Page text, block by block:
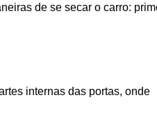
de se secar o carro:
internas das portas, onde